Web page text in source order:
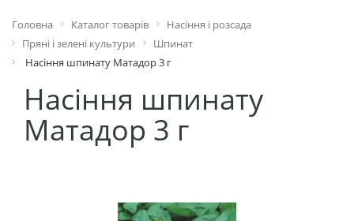
Головна Каталог товарів
Насіння і розсада
Пряні і зелені культури
Шпинат
Насіння шпинату Матадор 3 г
Насіння шпинату
Матадор 3 г